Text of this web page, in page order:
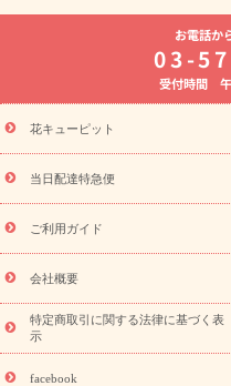
よく贈られる花
お祝い
8月の誕生花(トルコキキョ
お供え・お悔やみ
通夜・葬
ーブドフラワー
季節のイベ
特集
お盆 花（新盆・初盆）
盆・初盆）
お盆 花（新盆・
フト
お盆・お供え プリザー
レゼント特集
夏の花贈り・
敬老の日におくる花ギフト
花ギフト・プレゼント特集
老の日 花鉢植えのギフト・プ
フト・プレゼント特集
敬老
ペーン
映画『ウォーターガ
「きょう誕生日なんです」
誕生日フラワーギフト 誕生
お電話か
03-
受付時間
花キューピット
当日配達特急便
ご利用ガイド
会社概要
特定商取引に関する法律に基づく表
示
facebook